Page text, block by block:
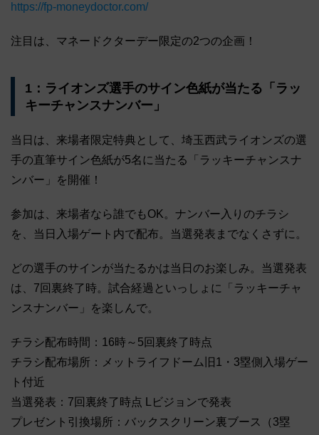
https://fp-moneydoctor.com/
注目は、マネードクターデー限定の2つの企画！
1：ライオンズ選手のサイン色紙が当たる「ラッ
キーチャンスナンバー」
当日は、来場者限定特典として、埼玉西武ライオンズの選
手の直筆サイン色紙が5名に当たる「ラッキーチャンスナ
ンバー」を開催！
参加は、来場者なら誰でもOK。ナンバー入りのチラシ
を、当日入場ゲート内で配布。当選発表までなくさずに。
どの選手のサインが当たるかは当日のお楽しみ。当選発表
は、7回裏終了時。試合経過といっしょに「ラッキーチャ
ンスナンバー」を楽しんで。
チラシ配布時間：16時～5回裏終了時点
チラシ配布場所：メットライフドーム旧1・3塁側入場ゲー
ト付近
当選発表：7回裏終了時点 Lビジョンで発表
プレゼント引換場所：バックスクリーン裏ブース（3塁